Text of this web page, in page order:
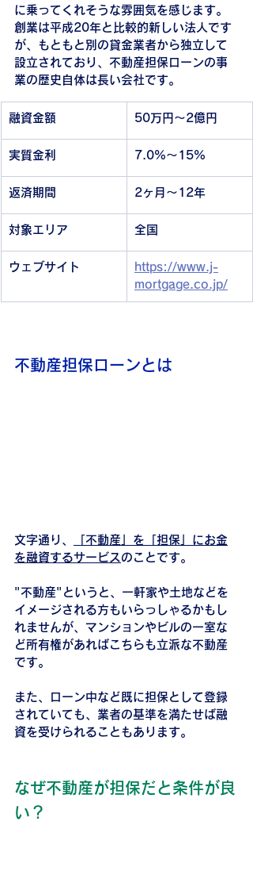
に乗ってくれそうな雰囲気を感じます。
創業は平成20年と比較的新しい法人です
が、もともと別の貸金業者から独立して
設立されており、不動産担保ローンの事
業の歴史自体は長い会社です。
融資金額 50万円〜2億円
実質金利 7.0%〜15%
返済期間 2ヶ月〜12年
対象エリア 全国
ウェブサイト
https://www.j-
mortgage.co.jp/
不動産担保ローンとは
文字通り、
「不動産」を「担保」にお金
を融資するサービス のことです。
"不動産"というと、一軒家や土地などを
イメージされる方もいらっしゃるかもし
れませんが、マンションやビルの一室な
ど所有権があればこちらも立派な不動産
です。
また、ローン中など既に担保として登録
されていても、業者の基準を満たせば融
資を受けられることもあります。
なぜ不動産が担保だと条件が良
い？